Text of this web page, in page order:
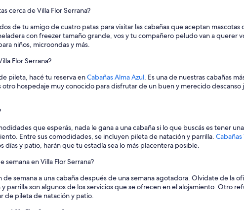
cerca de Villa Flor Serrana?
de tu amigo de cuatro patas para visitar las cabañas que aceptan mascotas
con freezer tamaño grande, vos y tu compañero peludo van a querer
niños, microondas y más.
Flor Serrana?
pileta, hacé tu reserva enCabañas Alma Azul. Es una de nuestras cabañas
otro hospedaje muy conocido para disfrutar de un buen y merecido descanso
que esperás, nada le gana a una cabaña si lo que buscás es tener
Entre sus comodidades, se incluyen pileta de natación y parrilla. Cabañas
y patio, harán que tu estadía sea lo más placentera posible.
semana en Villa Flor Serrana?
semana a una cabaña después de una semana agotadora. Olvidate de la
y parrilla son algunos de los servicios que se ofrecen en el alojamiento. Otro
de pileta de natación y patio.